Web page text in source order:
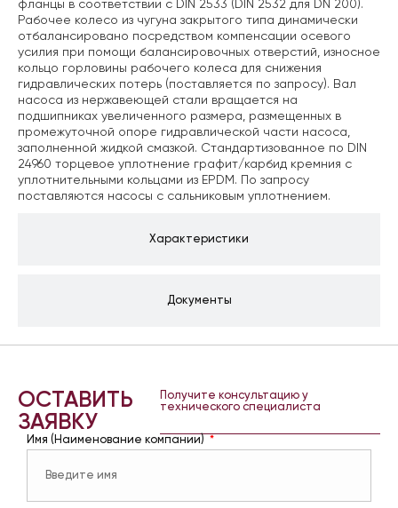
Характеристики
Документы
фланцы в соответствии с DIN 2533 (DIN 2532 для DN 200).
Рабочее колесо из чугуна закрытого типа динамически
отбалансировано посредством компенсации осевого
усилия при помощи балансировочных отверстий, износное
кольцо горловины рабочего колеса для снижения
гидравлических потерь (поставляется по запросу). Вал
насоса из нержавеющей стали вращается на
подшипниках увеличенного размера, размещенных в
промежуточной опоре гидравлической части насоса,
заполненной жидкой смазкой. Стандартизованное по DIN
24960 торцевое уплотнение графит/карбид кремния с
уплотнительными кольцами из EPDM. По запросу
поставляются насосы с сальниковым уплотнением.
ОСТАВИТЬ
ЗАЯВКУ
Получите консультацию у
технического специалиста
Имя (Наименование компании)